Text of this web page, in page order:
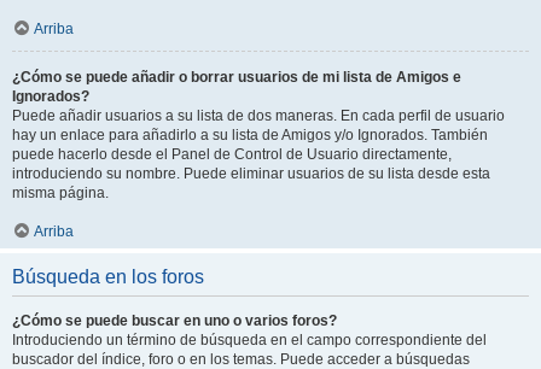
Arriba
¿Cómo se puede añadir o borrar usuarios de mi lista de Amigos e
Ignorados?
Puede añadir usuarios a su lista de dos maneras. En cada perfil de usuario
hay un enlace para añadirlo a su lista de Amigos y/o Ignorados. También
puede hacerlo desde el Panel de Control de Usuario directamente,
introduciendo su nombre. Puede eliminar usuarios de su lista desde esta
misma página.
Arriba
Búsqueda en los foros
¿Cómo se puede buscar en uno o varios foros?
Introduciendo un término de búsqueda en el campo correspondiente del
buscador del índice, foro o en los temas. Puede acceder a búsquedas